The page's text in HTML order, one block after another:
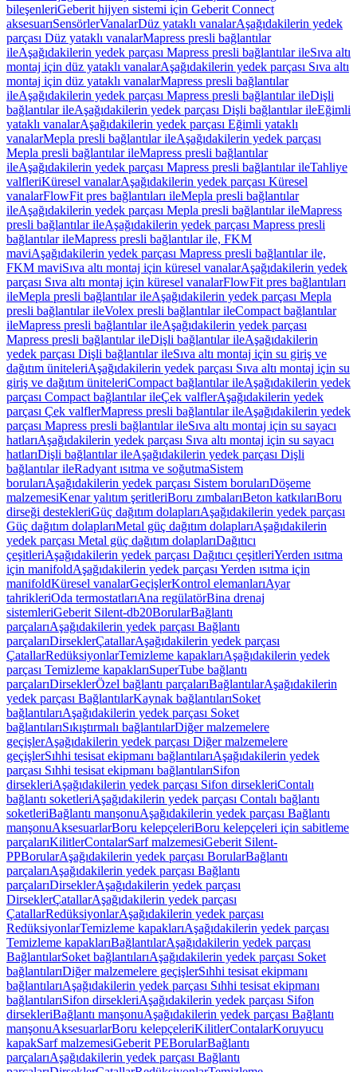
bileşenleriGeberit hijyen sistemi için Geberit Connect
aksesuarıSensörlerVanalarDüz yataklı vanalarAşağıdakilerin yedek
parçası Düz yataklı vanalarMapress presli bağlantılar
ileAşağıdakilerin yedek parçası Mapress presli bağlantılar ileSıva altı
montaj için düz yataklı vanalarAşağıdakilerin yedek parçası Sıva altı
montaj için düz yataklı vanalarMapress presli bağlantılar
ileAşağıdakilerin yedek parçası Mapress presli bağlantılar ileDişli
bağlantılar ileAşağıdakilerin yedek parçası Dişli bağlantılar ileEğimli
yataklı vanalarAşağıdakilerin yedek parçası Eğimli yataklı
vanalarMepla presli bağlantılar ileAşağıdakilerin yedek parçası
Mepla presli bağlantılar ileMapress presli bağlantılar
ileAşağıdakilerin yedek parçası Mapress presli bağlantılar ileTahliye
valfleriKüresel vanalarAşağıdakilerin yedek parçası Küresel
vanalarFlowFit pres bağlantıları ileMepla presli bağlantılar
ileAşağıdakilerin yedek parçası Mepla presli bağlantılar ileMapress
presli bağlantılar ileAşağıdakilerin yedek parçası Mapress presli
bağlantılar ileMapress presli bağlantılar ile, FKM
maviAşağıdakilerin yedek parçası Mapress presli bağlantılar ile,
FKM maviSıva altı montaj için küresel vanalarAşağıdakilerin yedek
parçası Sıva altı montaj için küresel vanalarFlowFit pres bağlantıları
ileMepla presli bağlantılar ileAşağıdakilerin yedek parçası Mepla
presli bağlantılar ileVolex presli bağlantılar ileCompact bağlantılar
ileMapress presli bağlantılar ileAşağıdakilerin yedek parçası
Mapress presli bağlantılar ileDişli bağlantılar ileAşağıdakilerin
yedek parçası Dişli bağlantılar ileSıva altı montaj için su giriş ve
dağıtım üniteleriAşağıdakilerin yedek parçası Sıva altı montaj için su
giriş ve dağıtım üniteleriCompact bağlantılar ileAşağıdakilerin yedek
parçası Compact bağlantılar ileÇek valflerAşağıdakilerin yedek
parçası Çek valflerMapress presli bağlantılar ileAşağıdakilerin yedek
parçası Mapress presli bağlantılar ileSıva altı montaj için su sayacı
hatlarıAşağıdakilerin yedek parçası Sıva altı montaj için su sayacı
hatlarıDişli bağlantılar ileAşağıdakilerin yedek parçası Dişli
bağlantılar ileRadyant ısıtma ve soğutmaSistem
borularıAşağıdakilerin yedek parçası Sistem borularıDöşeme
malzemesiKenar yalıtım şeritleriBoru zımbalarıBeton katkılarıBoru
dirseği destekleriGüç dağıtım dolaplarıAşağıdakilerin yedek parçası
Güç dağıtım dolaplarıMetal güç dağıtım dolaplarıAşağıdakilerin
yedek parçası Metal güç dağıtım dolaplarıDağıtıcı
çeşitleriAşağıdakilerin yedek parçası Dağıtıcı çeşitleriYerden ısıtma
için manifoldAşağıdakilerin yedek parçası Yerden ısıtma için
manifoldKüresel vanalarGeçişlerKontrol elemanlarıAyar
tahrikleriOda termostatlarıAna regülatörBina drenaj
sistemleriGeberit Silent-db20BorularBağlantı
parçalarıAşağıdakilerin yedek parçası Bağlantı
parçalarıDirseklerÇatallarAşağıdakilerin yedek parçası
ÇatallarRedüksiyonlarTemizleme kapaklarıAşağıdakilerin yedek
parçası Temizleme kapaklarıSuperTube bağlantı
parçalarıDirseklerÖzel bağlantı parçalarıBağlantılarAşağıdakilerin
yedek parçası BağlantılarKaynak bağlantılarıSoket
bağlantılarıAşağıdakilerin yedek parçası Soket
bağlantılarıSıkıştırmalı bağlantılarDiğer malzemelere
geçişlerAşağıdakilerin yedek parçası Diğer malzemelere
geçişlerSıhhi tesisat ekipmanı bağlantılarıAşağıdakilerin yedek
parçası Sıhhi tesisat ekipmanı bağlantılarıSifon
dirsekleriAşağıdakilerin yedek parçası Sifon dirsekleriContalı
bağlantı soketleriAşağıdakilerin yedek parçası Contalı bağlantı
soketleriBağlantı manşonuAşağıdakilerin yedek parçası Bağlantı
manşonuAksesuarlarBoru kelepçeleriBoru kelepçeleri için sabitleme
parçalarıKilitlerContalarSarf malzemesiGeberit Silent-
PPBorularAşağıdakilerin yedek parçası BorularBağlantı
parçalarıAşağıdakilerin yedek parçası Bağlantı
parçalarıDirseklerAşağıdakilerin yedek parçası
DirseklerÇatallarAşağıdakilerin yedek parçası
ÇatallarRedüksiyonlarAşağıdakilerin yedek parçası
RedüksiyonlarTemizleme kapaklarıAşağıdakilerin yedek parçası
Temizleme kapaklarıBağlantılarAşağıdakilerin yedek parçası
BağlantılarSoket bağlantılarıAşağıdakilerin yedek parçası Soket
bağlantılarıDiğer malzemelere geçişlerSıhhi tesisat ekipmanı
bağlantılarıAşağıdakilerin yedek parçası Sıhhi tesisat ekipmanı
bağlantılarıSifon dirsekleriAşağıdakilerin yedek parçası Sifon
dirsekleriBağlantı manşonuAşağıdakilerin yedek parçası Bağlantı
manşonuAksesuarlarBoru kelepçeleriKilitlerContalarKoruyucu
kapakSarf malzemesiGeberit PEBorularBağlantı
parçalarıAşağıdakilerin yedek parçası Bağlantı